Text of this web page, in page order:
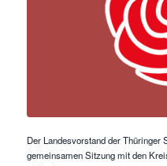
Der Landesvorstand der Thüringer
gemeinsamen Sitzung mit den